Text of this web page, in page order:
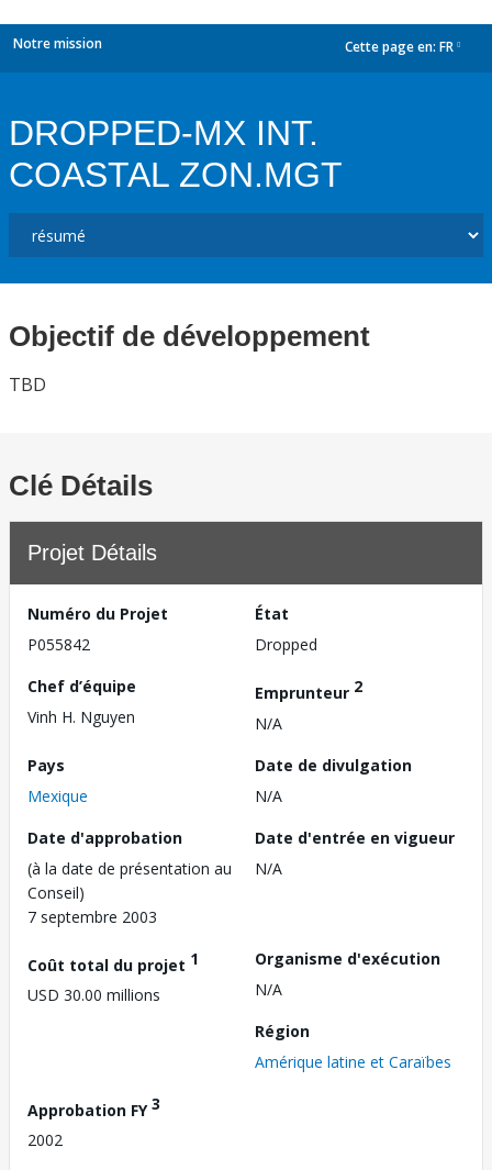
Notre mission Cette page en: FR
DROPPED-MX INT.
COASTAL ZON.MGT
Objectif de développement
TBD
Clé Détails
Projet Détails
Numéro du Projet
P055842
État
Dropped
Chef d’équipe
Vinh H. Nguyen
Emprunteur 2
N/A
Pays
Mexique
Date de divulgation
N/A
Date d'approbation
(à la date de présentation au
Conseil)
7 septembre 2003
Date d'entrée en vigueur
N/A
Coût total du projet 1
USD 30.00 millions
Organisme d'exécution
N/A
Région
Amérique latine et Caraïbes
Approbation FY3
2002